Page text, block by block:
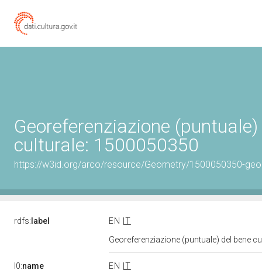
Georeferenziazione
culturale: 1500050350
https://w3id.org/arco/resource/Geometry/1500050350-
rdfs: label EN
IT
Georeferenziazione (puntuale) del bene
l0:name EN
IT